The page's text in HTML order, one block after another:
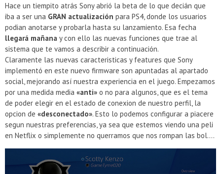
Hace un tiempito atrás Sony abrió la beta de lo que decián que
iba a ser una GRAN actualización para PS4, donde los usuarios
podian anotarse y probarla hasta su lanzamiento. Esa fecha
llegará mañana y con ello las nuevas funciones que trae al
sistema que te vamos a describir a continuación.
Claramente las nuevas caracteristicas y features que Sony
implementó en este nuevo firmware son apuntadas al apartado
social, mejorando así nuestra experiencia en el juego. Empezamos
por una medida media «anti» o no para algunos, que es el tema
de poder elegir en el estado de conexion de nuestro perfil, la
opcion de «desconectado». Esto lo podemos configurar a piacere
segun nuestras preferencias, ya sea que estemos viendo una peli
en Netflix o simplemente no querramos que nos rompan las bol….